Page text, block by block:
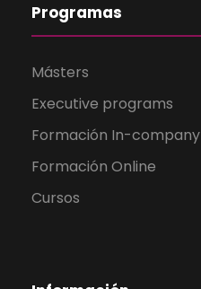
Programas
Másters
Executive programs
Formación In-company
Formación Online
Cursos